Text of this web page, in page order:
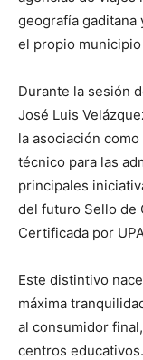
geografía gaditana
el propio
Durante la sesión
José Luis
la asociación
técnico para las
principales
del futuro Sello de
Certificada por
Este distintivo
máxima
al consumidor
centros